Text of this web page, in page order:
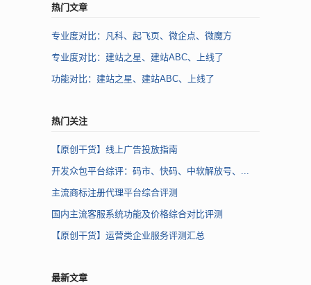
热门文章
专业度对比：凡科、起飞页、微企点、微魔方
专业度对比：建站之星、建站ABC、上线了
功能对比：建站之星、建站ABC、上线了
热门关注
【原创干货】线上广告投放指南
开发众包平台综评：码市、快码、中软解放号、...
主流商标注册代理平台综合评测
国内主流客服系统功能及价格综合对比评测
【原创干货】运营类企业服务评测汇总
最新文章